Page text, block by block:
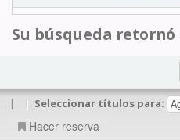
Su búsqueda
| | Seleccionar títulos para:
Hacer reserva